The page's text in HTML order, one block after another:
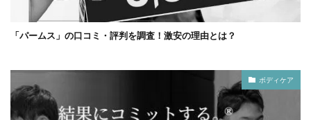
「パームス」の口コミ・評判を調査！激安の理由とは？
ボディケア